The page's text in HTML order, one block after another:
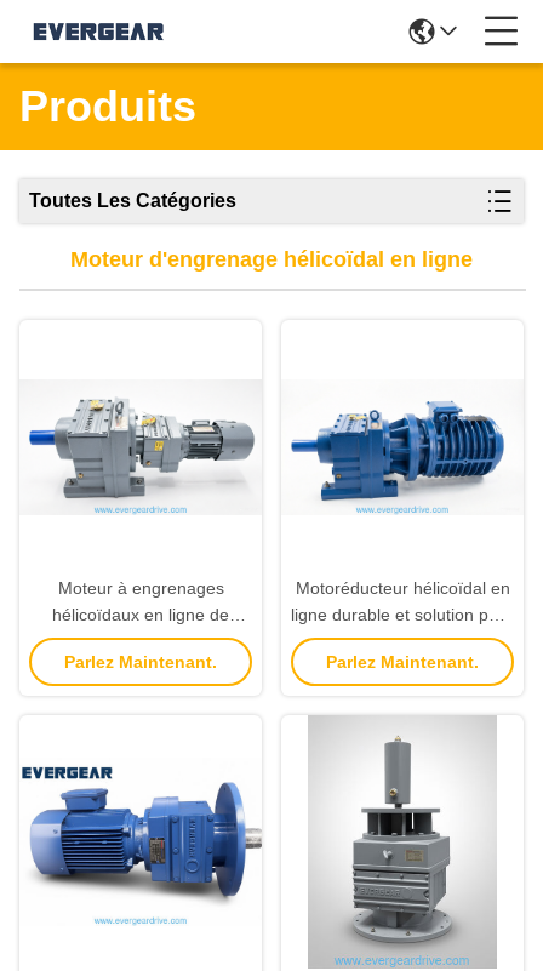
Produits
Toutes Les Catégories
Moteur d'engrenage hélicoïdal en ligne
Moteur à engrenages
hélicoïdaux en ligne de
grande capacité avec
engrenages usinés de
Parlez Maintenant.
Motoréducteur hélicoïdal en
ligne durable et solution pour
les applications
d'automatisation industrielle
transmission de puissance
Parlez Maintenant.